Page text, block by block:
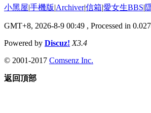
小黑屋|手機版|Archiver|信箱|愛女生BBS|
GMT+8, 2026-8-9 00:49 , Processed in
Powered by Discuz! X3.4
© 2001-2017 Comsenz Inc.
返回頂部